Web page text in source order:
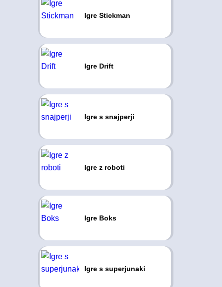
Igre Stickman
Igre Drift
Igre s snajperji
Igre z roboti
Igre Boks
Igre s superjunaki